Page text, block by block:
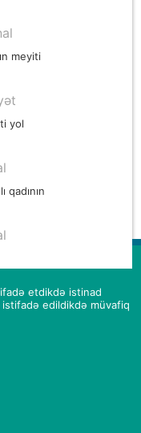
meyiti
yol
qadının
etdikdə istinad
edildikdə müvafiq